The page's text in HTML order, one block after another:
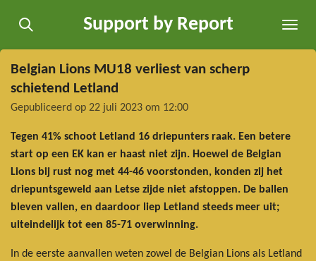
direct
naar
de
hoofdinhoud
Support by Report
Belgian Lions MU18 verliest van scherp
schietend Letland
Gepubliceerd op 22 juli 2023 om 12:00
Tegen 41% schoot Letland 16 driepunters raak. Een betere
start op een EK kan er haast niet zijn. Hoewel de Belgian
Lions bij rust nog met 44-46 voorstonden, konden zij het
driepuntsgeweld aan Letse zijde niet afstoppen. De ballen
bleven vallen, en daardoor liep Letland steeds meer uit;
uiteindelijk tot een 85-71 overwinning.
In de eerste aanvallen weten zowel de Belgian Lions als Letland